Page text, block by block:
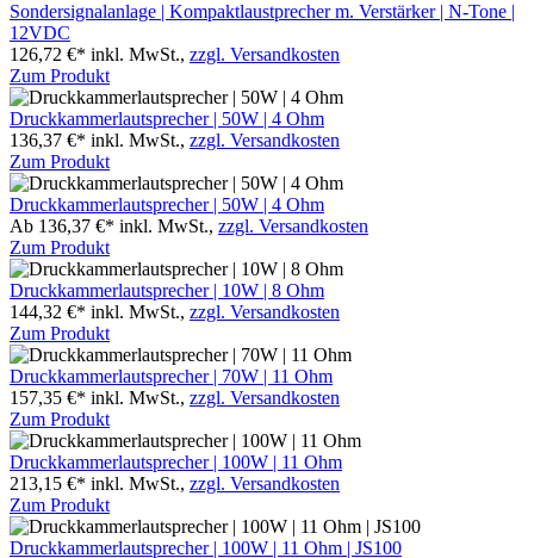
Sondersignalanlage | Kompaktlaustprecher m. Verstärker | N-Tone |
12VDC
126,72 €* inkl. MwSt., zzgl. Versandkosten
Zum Produkt
Druckkammerlautsprecher | 50W | 4 Ohm
136,37 €* inkl. MwSt., zzgl. Versandkosten
Zum Produkt
Druckkammerlautsprecher | 50W | 4 Ohm
Ab 136,37 €* inkl. MwSt., zzgl. Versandkosten
Zum Produkt
Druckkammerlautsprecher | 10W | 8 Ohm
144,32 €* inkl. MwSt., zzgl. Versandkosten
Zum Produkt
Druckkammerlautsprecher | 70W | 11 Ohm
157,35 €* inkl. MwSt., zzgl. Versandkosten
Zum Produkt
Druckkammerlautsprecher | 100W | 11 Ohm
213,15 €* inkl. MwSt., zzgl. Versandkosten
Zum Produkt
Druckkammerlautsprecher | 100W | 11 Ohm | JS100